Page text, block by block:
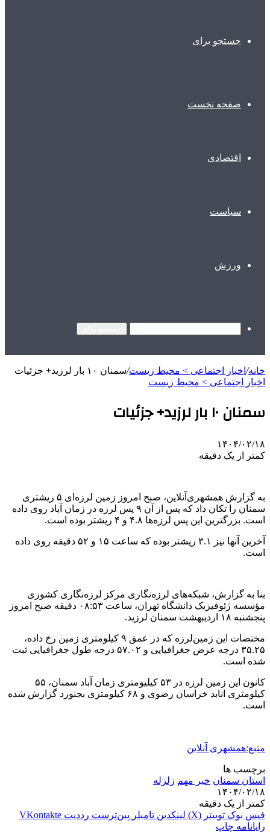
جستجو برای
صفحه نخست
اقتصادی
سیاست
ورزش
خانه/ اخبار اجتماعی > محیط زیست/سمنان ۱۰ بار لرزید+ جزئیات
اخبار اجتماعی > محیط زیست
سمنان ۱۰ بار لرزید+ جزئیات
۱۴۰۴/۰۲/۱۸
کمتر از یک دقیقه
به گزارش همشهری‌آنلاین، صبح امروز زمین لرزه‌ای ۵ ریشتری
سمنان را تکان داد که پس از آن ۹ پس لرزه در زمان آباد روی داده
است. بزرگترین این پس لرزه‌ها ۴.۸ و ۴ ریشتر بوده است.
آخرین آنها نیز ۳.۱ ریشتر بوده که ساعت ۱۵ و ۵۲ دقیقه روی داده
است.
بنا به گزارش، شبکه‌های لرزه‌نگاری مرکز لرزه‌نگاری کشوری
مؤسسه ژئوفیزیک دانشگاه تهران، ساعت ۰۸:۵۳ دقیقه صبح امروز
پنجشنبه ۱۸ اردیبهشت سمنان لرزید.
مختصات این زمین‌لرزه که در عمق ۹ کیلومتری زمین رخ داده،
۳۵.۲۵ درجه عرض جغرافیایی و ۵۷.۰۲ درجه طول جغرافیایی ثبت
شده است.
کانون این زمین لرزه در ۵۳ کیلیومتری زمان آباد سمنان، ۵۵
کیلومتری انابد خراسان رضوی و ۶۸ کیلومتری بجنورد گزارش شده
است.
منبع:همشهری آنلاین
برچسب ها
استان سمنان خبر مهم زلزله
۱۴۰۴/۰۲/۱۸
کمتر از یک دقیقه
فیس بوک توییتر (X) لینکدین ‫تامبلر ‫پین‌ترست ‫رددیت ‫VKontakte
رایانامه چاپ